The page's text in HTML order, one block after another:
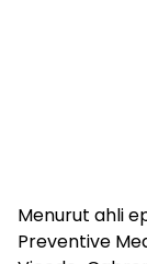
Menurut ahli
Preventive